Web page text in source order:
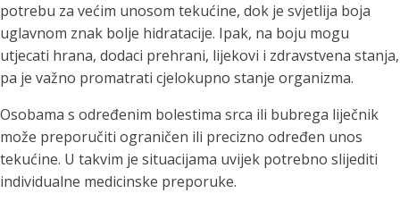
potrebu za većim unosom tekućine, dok je svjetlija boja
uglavnom znak bolje hidratacije. Ipak, na boju mogu
utjecati hrana, dodaci prehrani, lijekovi i zdravstvena stanja,
pa je važno promatrati cjelokupno stanje organizma.
Osobama s određenim bolestima srca ili bubrega liječnik
može preporučiti ograničen ili precizno određen unos
tekućine. U takvim je situacijama uvijek potrebno slijediti
individualne medicinske preporuke.